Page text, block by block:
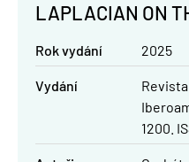
LAPLACIAN ON
Rok vydání 2025
Vydání
1200.